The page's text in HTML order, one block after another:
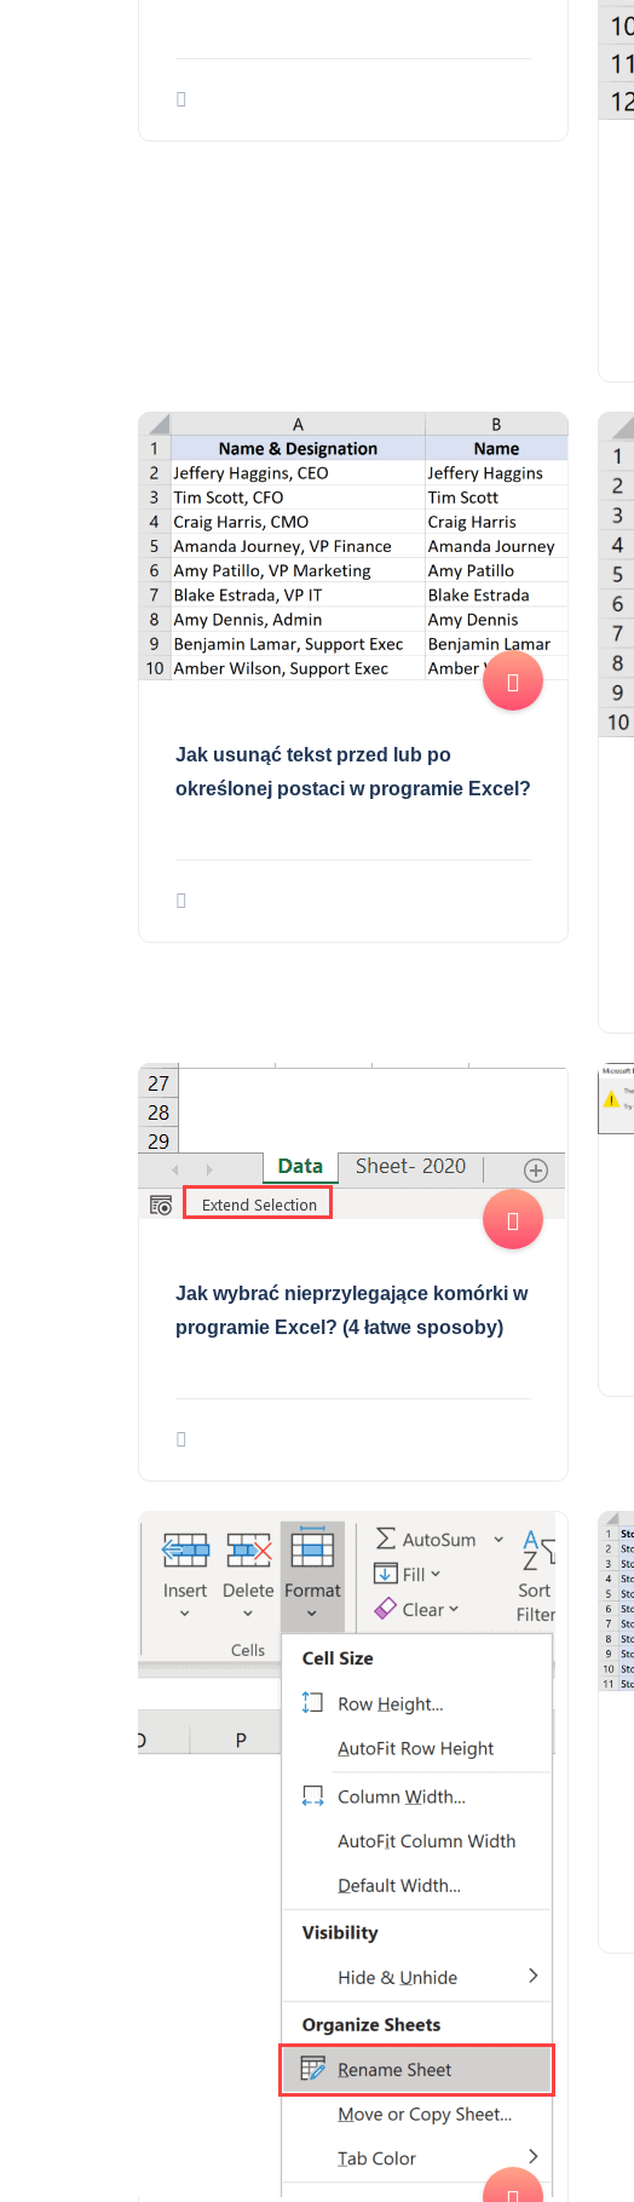
Jak usunąć tekst przed lub po
określonej postaci w programie Excel?
Jak wybrać nieprzylegające komórki w
programie Excel? (4 łatwe sposoby)